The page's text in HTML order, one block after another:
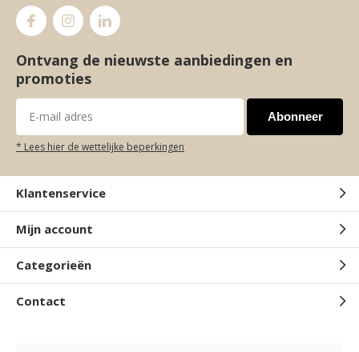
Ontvang de nieuwste aanbiedingen en
promoties
Abonneer
* Lees hier de wettelijke beperkingen
Klantenservice
Mijn account
Categorieën
Contact